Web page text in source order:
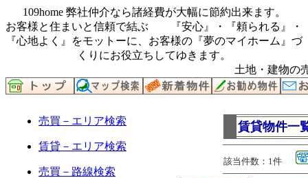
109home 弊社仲介なら諸経費が大幅に節約出来ます。
お客様と住まいと信頼で結ぶ 『安心』・『頼られる』・
『心地よく』をモットーに、お客様の『夢のマイホーム』づ
くりにお役立ちしてゆきます。
土地・建物の
売買－エリア検索
賃貸－エリア検索
売買－路線検索
賃貸物件一
該当件数：1件